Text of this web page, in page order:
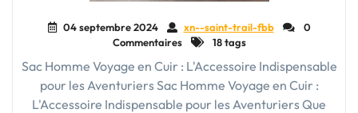
04 septembre 2024 xn--saint-trail-fbb
0
Commentaires
18 tags
Sac Homme Voyage en Cuir : L'Accessoire Indispensable
pour les Aventuriers Sac Homme Voyage en Cuir :
L'Accessoire Indispensable pour les Aventuriers Que